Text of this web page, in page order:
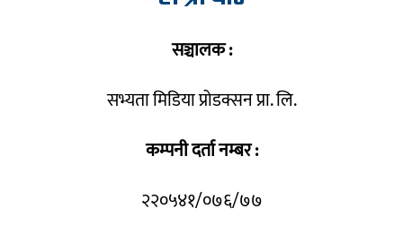
सञ्चालक :
सभ्यता मिडिया प्रोडक्सन प्रा. लि.
कम्पनी दर्ता नम्बर :
२२०५४१/०७६/७७